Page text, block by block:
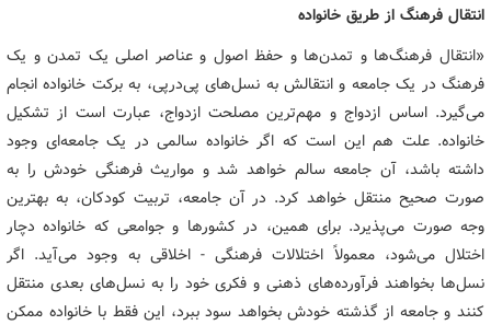
انتقال فرهنگ از طریق خانواده
«انتقال فرهنگ‌ها و تمدن‌ها و حفظ اصول و عناصر اصلی یک تمدن و یک
فرهنگ در یک جامعه و انتقالش به نسل‌های پی‌درپی، به برکت خانواده انجام
می‌گیرد. اساس ازدواج و مهم‌ترین مصلحت ازدواج، عبارت است از تشکیل
خانواده. علت هم این است که اگر خانواده سالمی در یک جامعه‌ای وجود
داشته باشد، آن جامعه سالم خواهد شد و مواریث فرهنگی خودش را به
صورت صحیح منتقل خواهد کرد. در آن جامعه، تربیت کودکان، به بهترین
وجه صورت می‌پذیرد. برای همین، در کشورها و جوامعی که خانواده دچار
اختلال می‌شود، معمولاً اختلالات فرهنگی - اخلاقی به وجود می‌آید. اگر
نسل‌ها بخواهند فرآورده‌های ذهنی و فکری خود را به نسل‌های بعدی منتقل
کنند و جامعه از گذشته خودش بخواهد سود ببرد، این فقط با خانواده ممکن